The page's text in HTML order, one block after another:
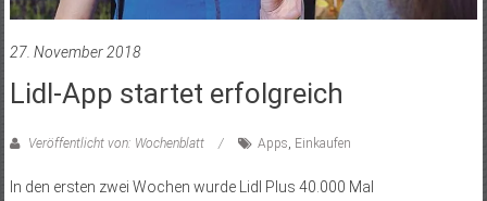
27. November 2018
Lidl-App startet erfolgreich
Veröffentlicht von: Wochenblatt Apps, Einkaufen
In den ersten zwei Wochen wurde Lidl Plus 40.000 Mal